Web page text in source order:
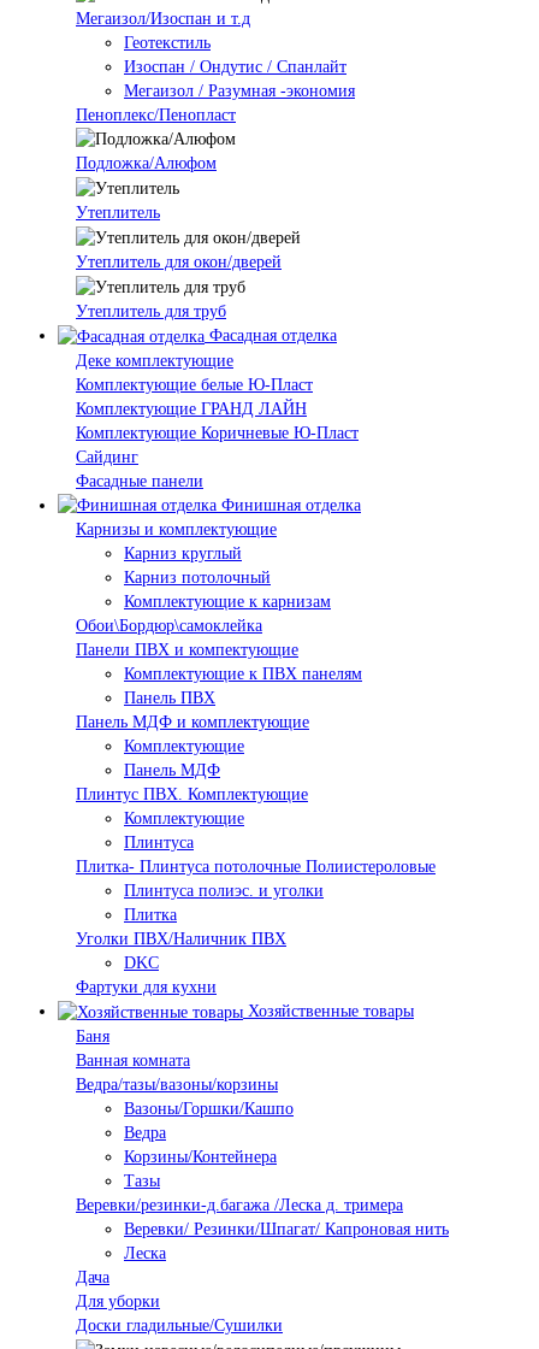
Мегаизол/Изоспан и т.д
Геотекстиль
Изоспан / Ондутис / Спанлайт
Мегаизол / Разумная -экономия
Пеноплекс/Пенопласт
Подложка/Алюфом
Утеплитель
Утеплитель для окон/дверей
Утеплитель для труб
Фасадная отделка
Деке комплектующие
Комплектующие белые Ю-Пласт
Комплектующие ГРАНД ЛАЙН
Комплектующие Коричневые Ю-Пласт
Сайдинг
Фасадные панели
Финишная отделка
Карнизы и комплектующие
Карниз круглый
Карниз потолочный
Комплектующие к карнизам
Обои\Бордюр\самоклейка
Панели ПВХ и компектующие
Комплектующие к ПВХ панелям
Панель ПВХ
Панель МДФ и комплектующие
Комплектующие
Панель МДФ
Плинтус ПВХ. Комплектующие
Комплектующие
Плинтуса
Плитка- Плинтуса потолочные Полиистероловые
Плинтуса полиэс. и уголки
Плитка
Уголки ПВХ/Наличник ПВХ
DKC
Фартуки для кухни
Хозяйственные товары
Баня
Ванная комната
Ведра/тазы/вазоны/корзины
Вазоны/Горшки/Кашпо
Ведра
Корзины/Контейнера
Тазы
Веревки/резинки-д.багажа /Леска д. тримера
Веревки/ Резинки/Шпагат/ Капроновая нить
Леска
Дача
Для уборки
Доски гладильные/Сушилки